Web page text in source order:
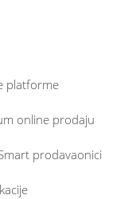
platforme
online prodaju
prodavaonici